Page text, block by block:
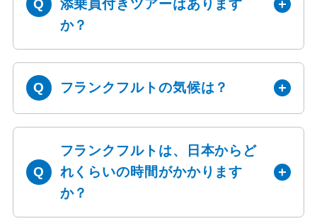
添乗員付きツアーはあります
か？
フランクフルトの気候は？
フランクフルトは、日本からど
れくらいの時間がかかります
か？